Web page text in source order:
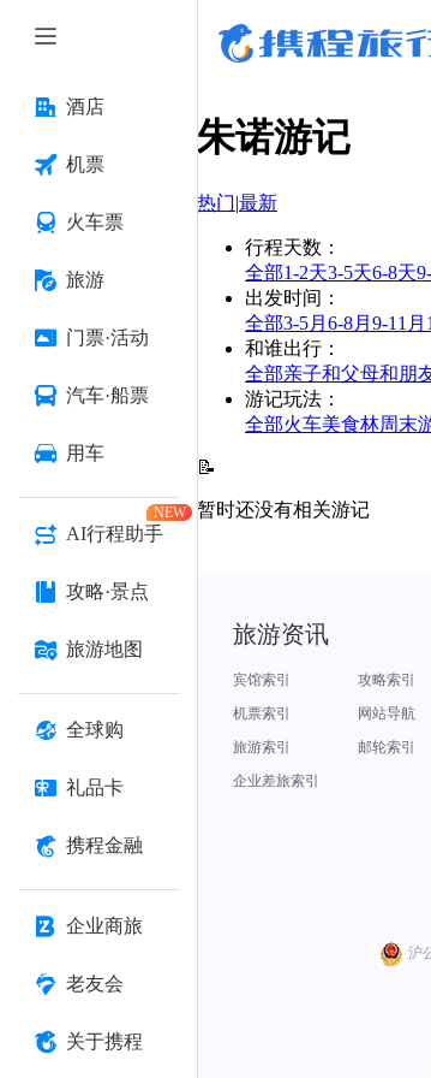
酒店
机票
火车票
旅游
门票·活动
汽车·船票
用车
AI行程助手
NEW
攻略·景点
旅游地图
全球购
礼品卡
携程金融
企业商旅
老友会
关于携程
朱诺游记
热门|最新
行程天数 ：
全部1-2天3-5天6-8天
出发时间 ：
全部3-5月 6-8月 9-11月
和谁出行 ：
全部亲子和父母和朋
游记玩法 ：
全部火车美食林周末
📝
暂时还没有相关游记
旅游资讯
宾馆索引
攻略索引
机票索引
网站导航
旅游索引
邮轮索引
企业差旅索引
沪